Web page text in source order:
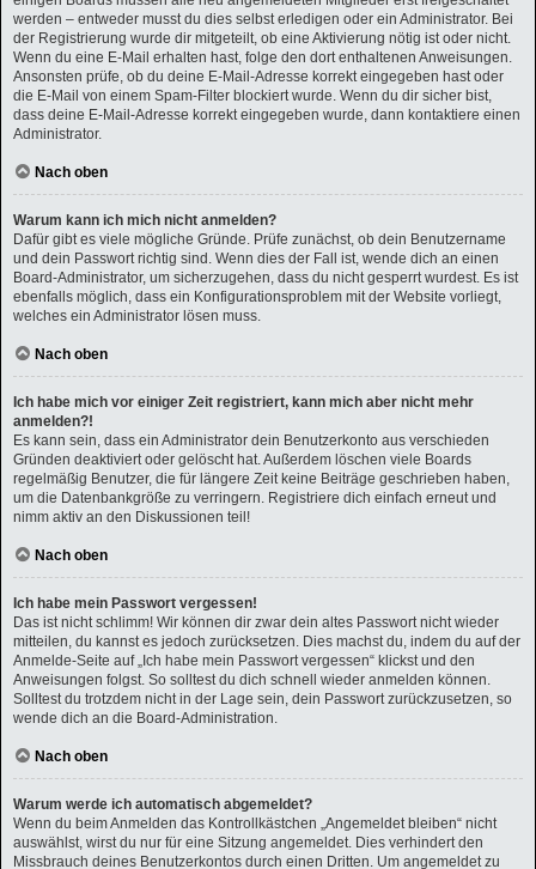
werden – entweder musst du dies selbst erledigen oder ein Administrator. Bei
der Registrierung wurde dir mitgeteilt, ob eine Aktivierung nötig ist oder nicht.
Wenn du eine E-Mail erhalten hast, folge den dort enthaltenen Anweisungen.
Ansonsten prüfe, ob du deine E-Mail-Adresse korrekt eingegeben hast oder
die E-Mail von einem Spam-Filter blockiert wurde. Wenn du dir sicher bist,
dass deine E-Mail-Adresse korrekt eingegeben wurde, dann kontaktiere einen
Administrator.
Nach oben
Warum kann ich mich nicht anmelden?
Dafür gibt es viele mögliche Gründe. Prüfe zunächst, ob dein Benutzername
und dein Passwort richtig sind. Wenn dies der Fall ist, wende dich an einen
Board-Administrator, um sicherzugehen, dass du nicht gesperrt wurdest. Es ist
ebenfalls möglich, dass ein Konfigurationsproblem mit der Website vorliegt,
welches ein Administrator lösen muss.
Nach oben
Ich habe mich vor einiger Zeit registriert, kann mich aber nicht mehr
anmelden?!
Es kann sein, dass ein Administrator dein Benutzerkonto aus verschieden
Gründen deaktiviert oder gelöscht hat. Außerdem löschen viele Boards
regelmäßig Benutzer, die für längere Zeit keine Beiträge geschrieben haben,
um die Datenbankgröße zu verringern. Registriere dich einfach erneut und
nimm aktiv an den Diskussionen teil!
Nach oben
Ich habe mein Passwort vergessen!
Das ist nicht schlimm! Wir können dir zwar dein altes Passwort nicht wieder
mitteilen, du kannst es jedoch zurücksetzen. Dies machst du, indem du auf der
Anmelde-Seite auf „Ich habe mein Passwort vergessen“ klickst und den
Anweisungen folgst. So solltest du dich schnell wieder anmelden können.
Solltest du trotzdem nicht in der Lage sein, dein Passwort zurückzusetzen, so
wende dich an die Board-Administration.
Nach oben
Warum werde ich automatisch abgemeldet?
Wenn du beim Anmelden das Kontrollkästchen „Angemeldet bleiben“ nicht
auswählst, wirst du nur für eine Sitzung angemeldet. Dies verhindert den
Missbrauch deines Benutzerkontos durch einen Dritten. Um angemeldet zu